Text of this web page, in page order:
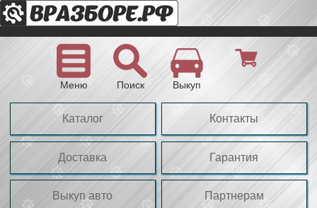
Меню Поиск Выкуп
Каталог Контакты
Доставка Гарантия
Выкуп авто Партнерам